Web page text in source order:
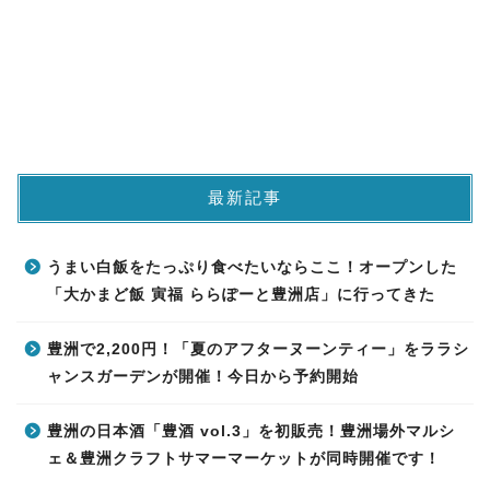
最新記事
うまい白飯をたっぷり食べたいならここ！オープンした
「大かまど飯 寅福 ららぽーと豊洲店」に行ってきた
豊洲で2,200円！「夏のアフターヌーンティー」をララシ
ャンスガーデンが開催！今日から予約開始
豊洲の日本酒「豊酒 vol.3」を初販売！豊洲場外マルシ
ェ＆豊洲クラフトサマーマーケットが同時開催です！